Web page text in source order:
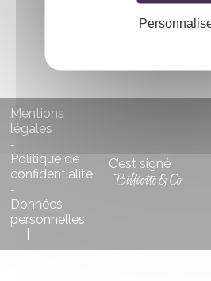
Mentions
légales
-
Politique de
confidentialité
-
Données
personnelles
C’est signé